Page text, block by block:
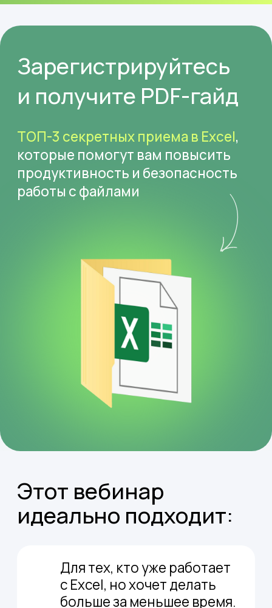
больше за меньшее время.
Этот вебинар
идеально подходит:
хотят понять Excel
и использовать его для
стремящихся
оптимизировать свою
работу с данными
«Уверенный пользователь
Excel»
в своё портфолио.